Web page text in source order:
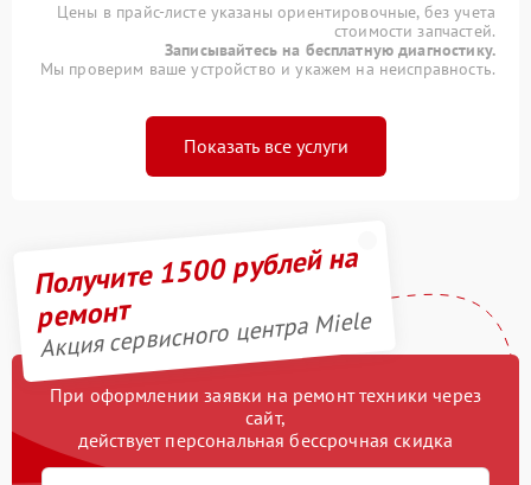
Цены в прайс-листе указаны ориентировочные, без учета
стоимости запчастей.
Записывайтесь на бесплатную диагностику.
Мы проверим ваше устройство и укажем на неисправность.
Показать все услуги
Получите 1500 рублей на
ремонт
Акция сервисного центра Miele
При оформлении заявки на ремонт техники через
сайт,
действует персональная бессрочная скидка